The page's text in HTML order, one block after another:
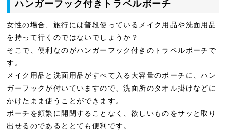
ハンガーフック付きトラベルポーチ
女性の場合、旅行には普段使っているメイク用品や洗面用品
を持って行くのではないでしょうか？
そこで、便利なのがハンガーフック付きのトラベルポーチで
す。
メイク用品と洗面用品がすべて入る大容量のポーチに、ハン
ガーフックが付いていますので、洗面所のタオル掛けなどに
かけたまま使うことができます。
ポーチを頻繁に開閉することなく、欲しいものをサッと取り
出せるのであるととても便利です。